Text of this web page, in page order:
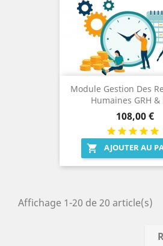
Module Gestion Des
Humaines GRH &
Prix
108,00 €
 AJOUTER AU
Affichage 1-20 de 20 article(s)